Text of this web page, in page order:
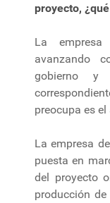
proyecto,
La
avanzando
gobierno y
preocupa es
La empresa
puesta en
del proyecto
producción